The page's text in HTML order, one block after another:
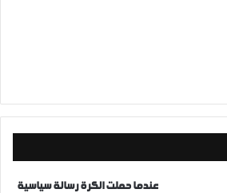
عندما حملت الكرة رسالة سياسية